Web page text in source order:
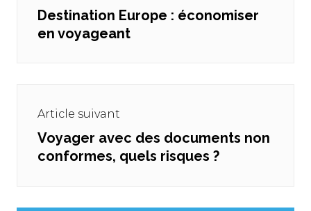
Previous
post:
Destination Europe : économiser
en voyageant
Article suivant
Next
post:
Voyager avec des documents non
conformes, quels risques ?